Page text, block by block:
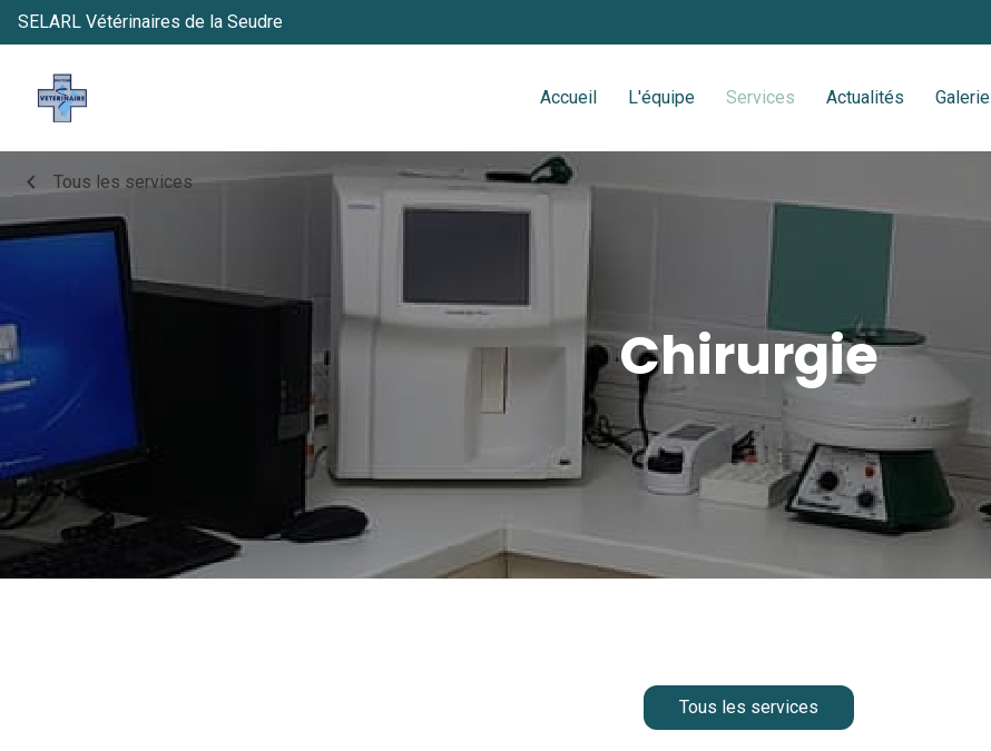
SELARL Vétérinaires de la Seudre
Accueil L'équipe Services Actualités Galerie
chevron_left Tous les services
Chirurgie
Tous les services